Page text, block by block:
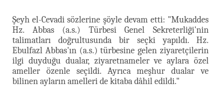
Şeyh el-Cevadi sözlerine şöyle devam etti: "Mukaddes
Hz. Abbas (a.s.) Türbesi Genel Sekreterliği'nin
talimatları doğrultusunda bir seçki yapıldı. Hz.
Ebulfazl Abbas'ın (a.s.) türbesine gelen ziyaretçilerin
ilgi duyduğu dualar, ziyaretnameler ve aylara özel
ameller özenle seçildi. Ayrıca meşhur dualar ve
bilinen ayların amelleri de kitaba dâhil edildi."